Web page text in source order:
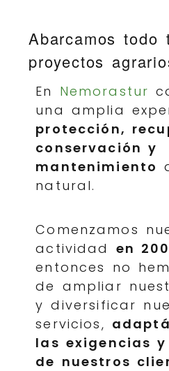
Abarcamos todo
proyectos
En Nemorastur
una amplia
protección,
conservación y
mantenimiento
natural.
Comenzamos
actividad en
entonces no
de ampliar
y diversificar
servicios,
las exigencias
de nuestros